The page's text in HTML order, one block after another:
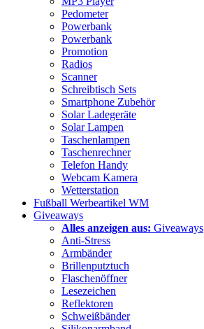
Pedometer
Powerbank
Powerbank
Promotion
Radios
Scanner
Schreibtisch Sets
Smartphone Zubehör
Solar Ladegeräte
Solar Lampen
Taschenlampen
Taschenrechner
Telefon Handy
Webcam Kamera
Wetterstation
Fußball Werbeartikel WM
Giveaways
Alles anzeigen aus: Giveaways
Anti-Stress
Armbänder
Brillenputztuch
Flaschenöffner
Lesezeichen
Reflektoren
Schweißbänder